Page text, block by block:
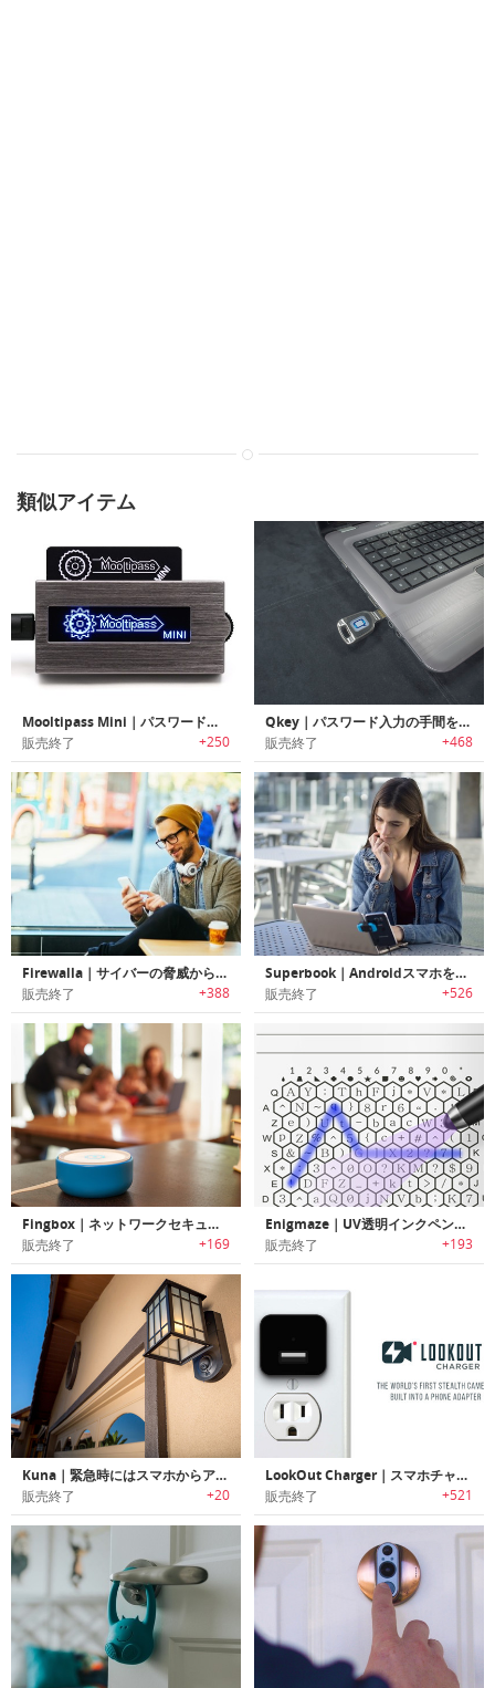
類似アイテム
Mooltipass Mini｜パスワードを安全に保存/管理するパスワードキーパー「ムールティパスミニ」
販売終了 +250
Qkey｜パスワード入力の手間を省くスマートセキュリティー「キューキー」
販売終了 +468
Firewalla｜サイバーの脅威から家族を守るサイバーセキュリティデバイス「ファイアーウォーラ」
販売終了 +388
Superbook｜AndroidスマホをノートPCに変えるドッキングデバイス「スーパーブック」
販売終了 +526
Fingbox｜ネットワークセキュリティー/Wi-Fiトラブルシューティングデバイス「フィンボックス」
販売終了 +169
Enigmaze｜UV透明インクペン付きログインパスワード管理用ノート「エニグメイズ」
販売終了 +193
Kuna｜緊急時にはスマホからアクションを行えるスマートホームセキュリティー野外ライト「クナ」
販売終了 +20
LookOut Charger｜スマホチャージャーに内蔵された検出されにくいセキュリティーカメラ「ルックアウト」
販売終了 +521